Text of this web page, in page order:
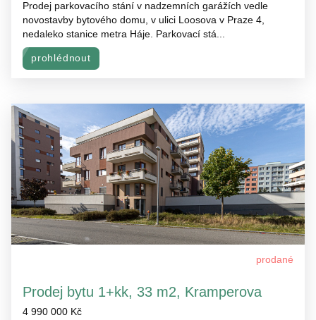
Prodej parkovacího stání v nadzemních garážích vedle
novostavby bytového domu, v ulici Loosova v Praze 4,
nedaleko stanice metra Háje. Parkovací stá...
prohlédnout
prodané
Prodej bytu 1+kk, 33 m2, Kramperova
4 990 000 Kč